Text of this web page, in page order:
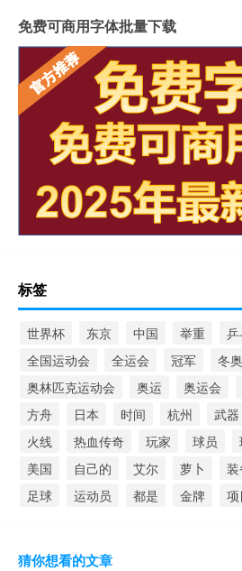
免费可商用字体批量下载
标签
世界杯 东京 中国 举重
全国运动会
全运会 冠军 冬
奥林匹克运动会
奥运 奥运会
方舟
日本 时间 杭州 武器
火线
热血传奇 玩家 球员
美国
自己的 艾尔 萝卜 装
足球
运动员 都是 金牌 项
猜你想看的文章